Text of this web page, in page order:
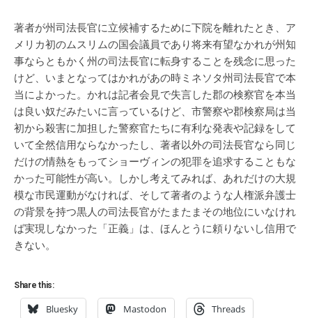
著者が州司法長官に立候補するために下院を離れたとき、ア
メリカ初のムスリムの国会議員であり将来有望なかれが州知
事ならともかく州の司法長官に転身することを残念に思った
けど、いまとなってはかれがあの時ミネソタ州司法長官で本
当によかった。かれは記者会見で失言した郡の検察官を本当
は良い奴だみたいに言っているけど、市警察や郡検察局は当
初から殺害に加担した警察官たちに有利な発表や記録をして
いて全然信用ならなかったし、著者以外の司法長官なら同じ
だけの情熱をもってショーヴィンの犯罪を追求することもな
かった可能性が高い。しかし考えてみれば、あれだけの大規
模な市民運動がなければ、そして著者のような人権派弁護士
の背景を持つ黒人の司法長官がたまたまその地位にいなけれ
ば実現しなかった「正義」は、ほんとうに頼りないし信用で
きない。
Share this:
Bluesky Mastodon Threads